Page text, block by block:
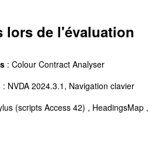
lors de l'évaluation
: Colour Contract Analyser
: NVDA 2024.3.1, Navigation clavier
(scripts Access 42) , HeadingsMap ,